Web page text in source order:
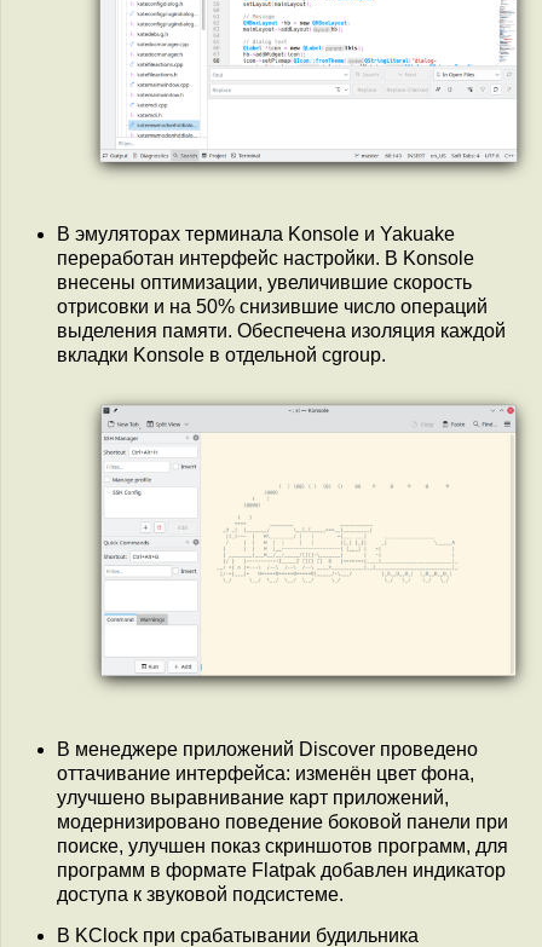
В эмуляторах терминала Konsole и Yakuake
переработан интерфейс настройки. В Konsole
внесены оптимизации, увеличившие скорость
отрисовки и на 50% снизившие число операций
выделения памяти. Обеспечена изоляция каждой
вкладки Konsole в отдельной cgroup.
В менеджере приложений Discover проведено
оттачивание интерфейса: изменён цвет фона,
улучшено выравнивание карт приложений,
модернизировано поведение боковой панели при
поиске, улучшен показ скриншотов программ, для
программ в формате Flatpak добавлен индикатор
доступа к звуковой подсистеме.
В KClock при срабатывании будильника